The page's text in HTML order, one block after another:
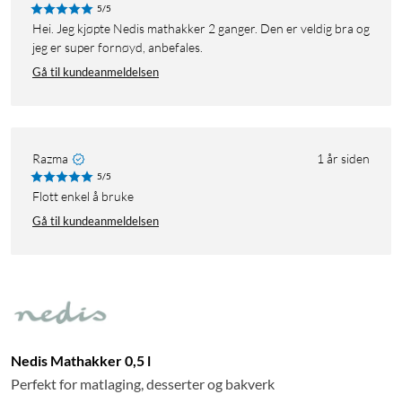
5/5
Hei. Jeg kjøpte Nedis mathakker 2 ganger. Den er veldig bra og
jeg er super fornøyd, anbefales.
Gå til kundeanmeldelsen
Razma 1 år siden
5/5
Flott enkel å bruke
Gå til kundeanmeldelsen
Nedis Mathakker 0,5 l
Perfekt for matlaging, desserter og bakverk